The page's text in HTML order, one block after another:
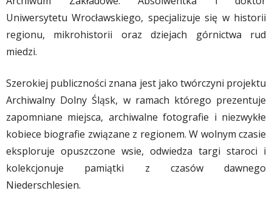
Uniwersytetu Wrocławskiego, specjalizuje się w historii
regionu, mikrohistorii oraz dziejach górnictwa rud
miedzi.
Szerokiej publiczności znana jest jako twórczyni projektu
Archiwalny Dolny Śląsk, w ramach którego prezentuje
zapomniane miejsca, archiwalne fotografie i niezwykłe
kobiece biografie związane z regionem. W wolnym czasie
eksploruje opuszczone wsie, odwiedza targi staroci i
kolekcjonuje pamiątki z czasów dawnego
Niederschlesien.